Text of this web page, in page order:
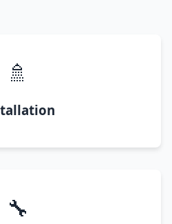
🚿
🔧